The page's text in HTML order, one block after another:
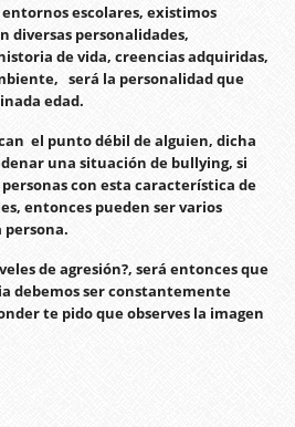
escolares, existimos
diversas personalidades,
de vida, creencias adquiridas,
será la personalidad que
edad.
el punto débil de alguien, dicha
una situación de bullying, si
con esta característica de
entonces pueden ser varios
persona.
de agresión?, será entonces que
debemos ser constantemente
te pido que observes la imagen